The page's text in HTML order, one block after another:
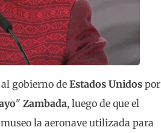
gobierno de Estados Unidos por
" Zambada, luego de que el
la aeronave utilizada para